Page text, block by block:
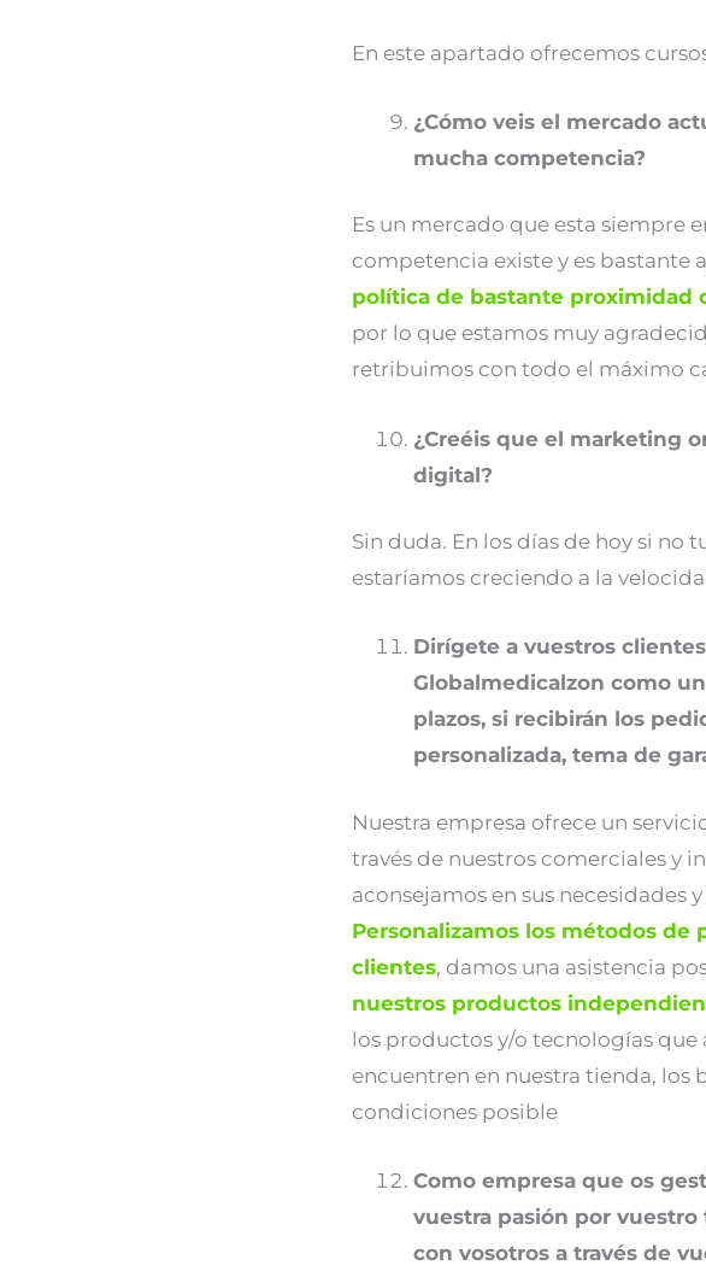
En este apartado ofrecemos
¿Cómo veis el mercado
mucha competencia?
Es un mercado que esta siempre
competencia existe y es bastante
política de bastante proximidad
por lo que estamos muy
retribuimos con todo el máximo
¿Creéis que el marketing
digital?
Sin duda. En los días de hoy si
estaríamos creciendo a la
Dirígete a vuestros
Globalmedicalzon como
plazos, si recibirán los
personalizada, tema de
Nuestra empresa ofrece un
través de nuestros comerciales y
aconsejamos en sus necesidades
Personalizamos los métodos
clientes, damos una asistencia
nuestros productos
los productos y/o tecnologías que
encuentren en nuestra tienda, los
condiciones posible
Como empresa que os
vuestra pasión por
con vosotros a través de